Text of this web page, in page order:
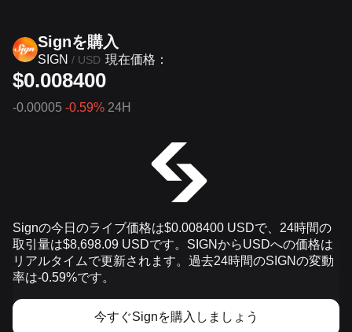
Signを‌購入
SIGN / USD 現在価格：
$0.008400
-0.00005 -0.59% 24H
Signの今日のライブ価格は$0.008400 USDで、24時間の
取引量は$8,698.09 USDです。SIGNからUSDへの価格は
リアルタイムで更新されます。過去24時間のSIGNの変動
率は-0.59%です。
今すぐSignを購入しましょう